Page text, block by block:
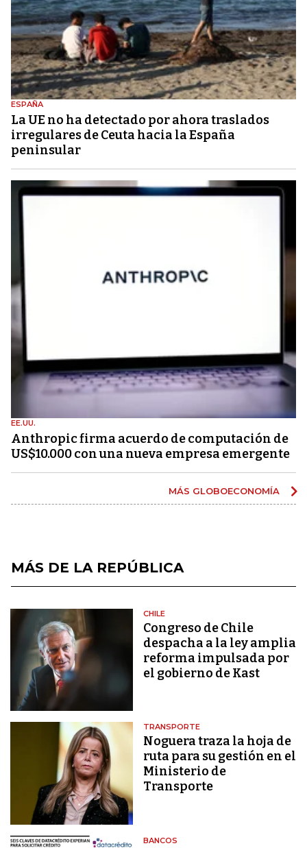
ESPAÑA
La UE no ha detectado por ahora traslados
irregulares de Ceuta hacia la España
peninsular
EE.UU.
Anthropic firma acuerdo de computación de
US$10.000 con una nueva empresa emergente
MÁS GLOBOECONOMÍA
MÁS DE LA REPÚBLICA
CHILE
Congreso de Chile
despacha a la ley amplia
reforma impulsada por
el gobierno de Kast
TRANSPORTE
Noguera traza la hoja de
ruta para su gestión en el
Ministerio de
Transporte
BANCOS